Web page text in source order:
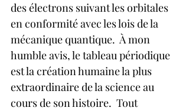
des électrons suivant les orbitales
en conformité avec les lois de la
mécanique quantique.  À mon
humble avis, le tableau périodique
est la création humaine la plus
extraordinaire de la science au
cours de son histoire.  Tout